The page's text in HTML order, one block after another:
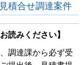
積合せ調達案件
みください】
調達課から必ず受